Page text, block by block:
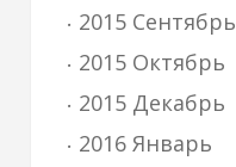
2015 Сентябрь
2015 Октябрь
2015 Декабрь
2016 Январь